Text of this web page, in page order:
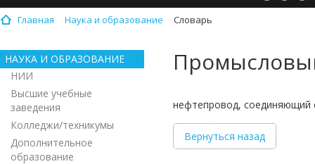
Главная Наука и образование Словарь
НАУКА И ОБРАЗОВАНИЕ
НИИ
Высшие учебные
заведения
Колледжи/техникумы
Дополнительное
образование
нефтепровод, соединяющий
Вернуться назад